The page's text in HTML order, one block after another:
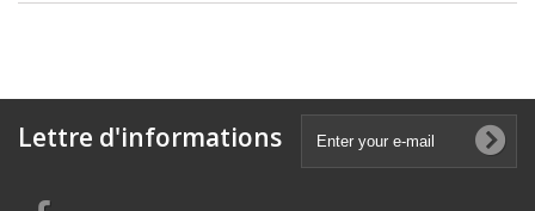
Lettre d'informations